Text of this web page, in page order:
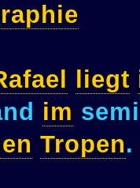
liegt
im
Tropen.